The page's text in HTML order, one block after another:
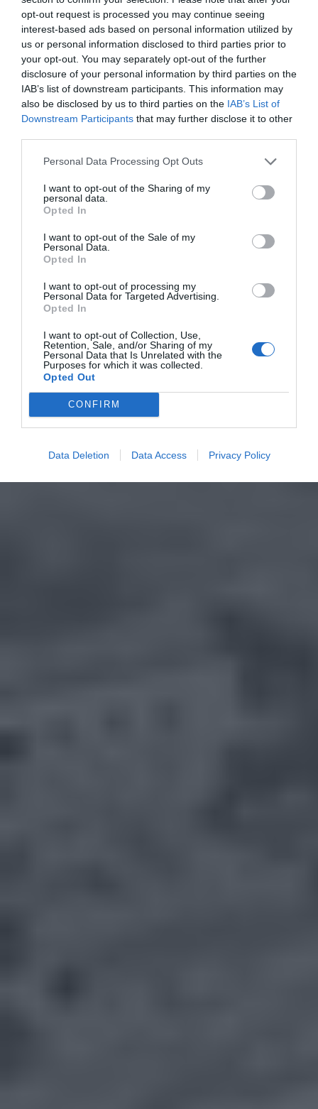
opt-out request is processed you may continue seeing
interest-based ads based on personal information utilized by
us or personal information disclosed to third parties prior to
your opt-out. You may separately opt-out of the further
disclosure of your personal information by third parties on the
IAB’s list of downstream participants. This information may
also be disclosed by us to third parties on the IAB’s List of
Downstream Participants that may further disclose it to other
Personal Data Processing Opt Outs
I want to opt-out of the Sharing of my
personal data.
Opted In
I want to opt-out of the Sale of my
Personal Data.
Opted In
I want to opt-out of processing my
Personal Data for Targeted Advertising.
Opted In
I want to opt-out of Collection, Use,
Retention, Sale, and/or Sharing of my
Personal Data that Is Unrelated with the
Purposes for which it was collected.
Opted Out
CONFIRM
Data Deletion Data Access Privacy Policy